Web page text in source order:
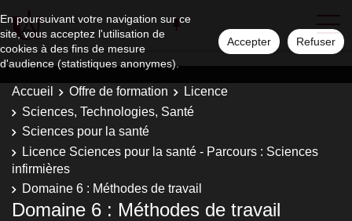
En poursuivant votre navigation sur ce
site, vous acceptez l'utilisation de
cookies à des fins de mesure
d'audience (statistiques anonymes).
Accepter Refuser
Accueil Offre de formation
Licence
Sciences, Technologies, Santé
Sciences pour la santé
Licence Sciences pour la santé - Parcours : Sciences
infirmières
Domaine 6 : Méthodes de travail
Domaine 6 : Méthodes de travail